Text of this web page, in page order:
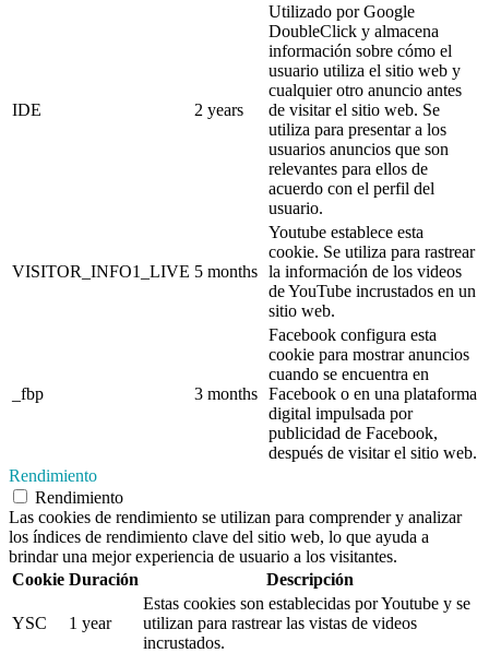
IDE 2 years
Utilizado por Google
DoubleClick y almacena
información sobre cómo el
usuario utiliza el sitio web y
cualquier otro anuncio antes
de visitar el sitio web. Se
utiliza para presentar a los
usuarios anuncios que son
relevantes para ellos de
acuerdo con el perfil del
usuario.
VISITOR_INFO1_LIVE 5 months
Youtube establece esta
cookie. Se utiliza para rastrear
la información de los videos
de YouTube incrustados en un
sitio web.
_fbp 3 months
Facebook configura esta
cookie para mostrar anuncios
cuando se encuentra en
Facebook o en una plataforma
digital impulsada por
publicidad de Facebook,
después de visitar el sitio web.
Rendimiento
Rendimiento
Las cookies de rendimiento se utilizan para comprender y analizar
los índices de rendimiento clave del sitio web, lo que ayuda a
brindar una mejor experiencia de usuario a los visitantes.
Cookie Duración Descripción
YSC 1 year
Estas cookies son establecidas por Youtube y se
utilizan para rastrear las vistas de videos
incrustados.